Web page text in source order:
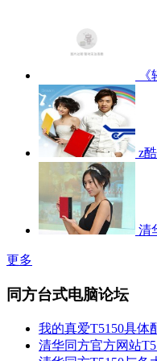
z
清
更多
同方台式电脑论坛
我的真爱T5150具体
清华同方官方网站